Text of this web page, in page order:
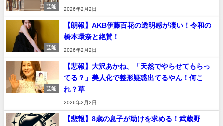
芸能
2026年2月2日
芸能
【朗報】AKB伊藤百花の透明感が凄い！令和の
橋本環奈と絶賛！
2026年2月2日
芸能
【悲報】大沢あかね、「天然でやらせてもらっ
てる？」美人化で整形疑惑出てるやん！何こ
れ？草
2026年2月2日
【悲報】8歳の息子が助けを求める！武蔵野